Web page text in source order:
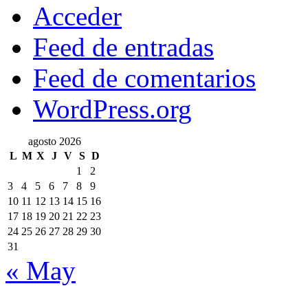
Acceder
Feed de entradas
Feed de comentarios
WordPress.org
agosto 2026
L M X J V S D
1
2
3
4 5 6 7 8
9
10 11 12 13 14 15 16
17 18 19 20 21 22 23
24 25 26 27 28 29 30
31
« May